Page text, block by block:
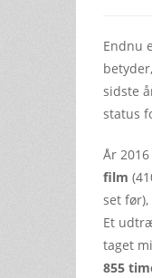
Endnu
sidste
status
År
film
set
Et
taget
855